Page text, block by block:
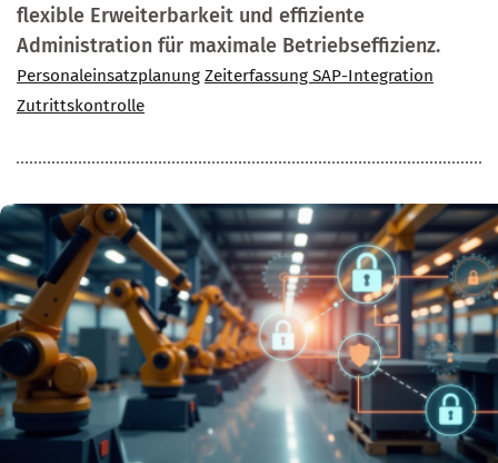
flexible Erweiterbarkeit und effiziente
Administration für maximale Betriebseffizienz.
Personaleinsatzplanung Zeiterfassung SAP-Integration
Zutrittskontrolle